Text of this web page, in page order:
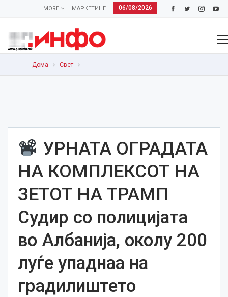
06/08/2026
МАРКЕТИНГ
MORE
Дома Свет
УРНАТА ОГРАДАТА
НА КОМПЛЕКСОТ НА
ЗЕТОТ НА ТРАМП
Судир со полицијата
во Албанија, околу 200
луѓе упаднаа на
градилиштето